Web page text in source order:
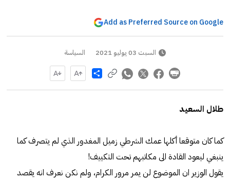
Add as Preferred Source on Google
السبت 03 يوليو 2021 السياسة
Share
طلال السعيد
كما كان متوقعا أكلها عمك الشرطي زميل المغدور الذي لم يتصرف كما
ينبغي ليعود القادة الى مكاتبهم تحت التكييف!
يقول الوزير ان الموضوع لن يمر مرور الكرام، ولم نكن نعرف انه يقصد